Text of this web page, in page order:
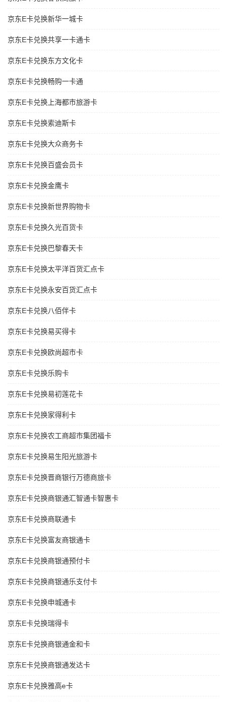
京东E卡兑换新华一城卡
京东E卡兑换共享一卡通卡
京东E卡兑换东方文化卡
京东E卡兑换畅购一卡通
京东E卡兑换上海都市旅游卡
京东E卡兑换索迪斯卡
京东E卡兑换大众商务卡
京东E卡兑换百盛会员卡
京东E卡兑换金鹰卡
京东E卡兑换新世界购物卡
京东E卡兑换久光百货卡
京东E卡兑换巴黎春天卡
京东E卡兑换太平洋百货汇点卡
京东E卡兑换永安百货汇点卡
京东E卡兑换八佰伴卡
京东E卡兑换易买得卡
京东E卡兑换欧尚超市卡
京东E卡兑换乐购卡
京东E卡兑换易初莲花卡
京东E卡兑换家得利卡
京东E卡兑换农工商超市集团福卡
京东E卡兑换易生阳光旅游卡
京东E卡兑换晋商银行万德商旅卡
京东E卡兑换商银通汇智通卡智惠卡
京东E卡兑换商联通卡
京东E卡兑换富友商银通卡
京东E卡兑换商银通预付卡
京东E卡兑换商银通乐支付卡
京东E卡兑换申城通卡
京东E卡兑换瑞得卡
京东E卡兑换商银通金和卡
京东E卡兑换商银通发达卡
京东E卡兑换雅高e卡